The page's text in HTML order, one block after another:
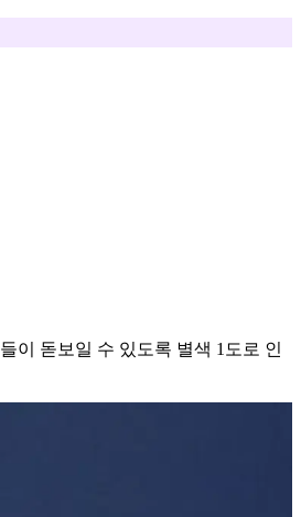
이 돋보일 수 있도록 별색 1도로 인